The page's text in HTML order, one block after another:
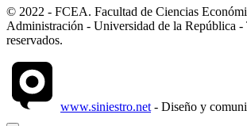
© 2022 - FCEA. Facultad de Ciencias
Administración - Universidad de la República -
reservados.
www.siniestro.net - Diseño y